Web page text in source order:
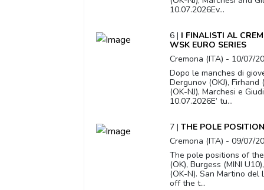
10.07.2026Ev...
6 | I FINALISTI AL
WSK EURO SERIES
Cremona (ITA) - 10/07/
Dopo le manches di
Dergunov (OKJ), Firhand
(OK-NJ), Marchesi e
10.07.2026E’ tu...
7 | THE POLE
Cremona (ITA) - 09/07/
The pole positions of
(OK), Burgess (MINI
(OK-N). San Martino del
off the t...